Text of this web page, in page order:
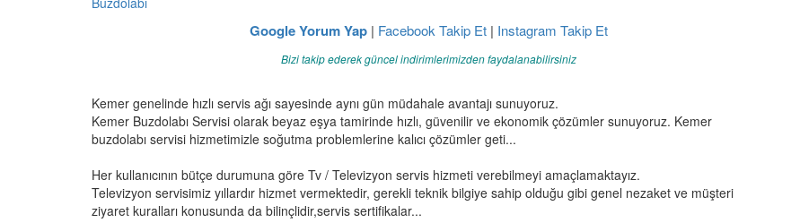
Google Yorum Yap| Facebook Takip Et| Instagram Takip Et
Bizi takip ederek güncel indirimlerimizden faydalanabilirsiniz
Kemer genelinde hızlı servis ağı sayesinde aynı gün müdahale avantajı sunuyoruz.
Kemer Buzdolabı Servisi olarak beyaz eşya tamirinde hızlı, güvenilir ve ekonomik çözümler sunuyoruz. Kemer
buzdolabı servisi hizmetimizle soğutma problemlerine kalıcı çözümler geti...
Her kullanıcının bütçe durumuna göre Tv / Televizyon servis hizmeti verebilmeyi amaçlamaktayız.
Televizyon servisimiz yıllardır hizmet vermektedir, gerekli teknik bilgiye sahip olduğu gibi genel nezaket ve müşteri
ziyaret kuralları konusunda da bilinçlidir,servis sertifikalar...